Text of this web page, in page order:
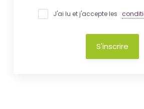
J'ai lu et j'accepte les
S'inscrire